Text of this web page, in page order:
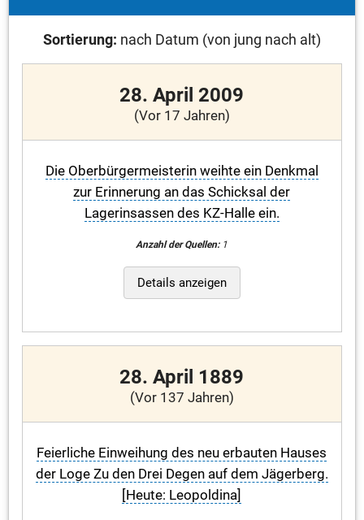
Sortierung: nach Datum (von jung nach alt)
28. April 2009
(Vor 17 Jahren)
Die Oberbürgermeisterin weihte ein Denkmal
zur Erinnerung an das Schicksal der
Lagerinsassen des KZ-Halle ein.
Anzahl der Quellen:1
Details anzeigen
28. April 1889
(Vor 137 Jahren)
Feierliche Einweihung des neu erbauten Hauses
der Loge Zu den Drei Degen auf dem Jägerberg.
[Heute: Leopoldina]